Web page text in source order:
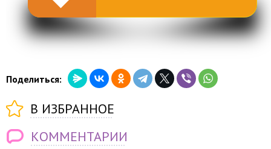
Поделиться:
В ИЗБРАННОЕ
КОММЕНТАРИИ